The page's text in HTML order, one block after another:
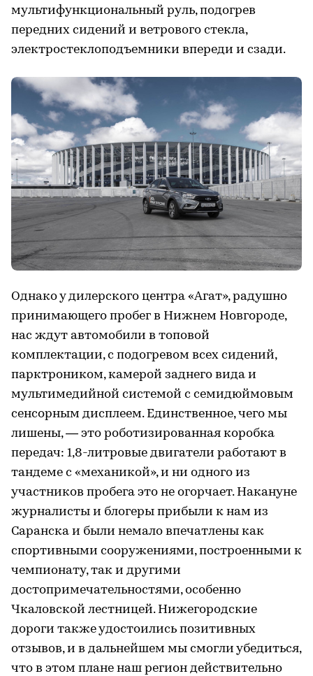
мультифункциональный руль, подогрев
передних сидений и ветрового стекла,
электростеклоподъемники впереди и сзади.
Однако у дилерского центра «Агат», радушно
принимающего пробег в Нижнем Новгороде,
нас ждут автомобили в топовой
комплектации, с подогревом всех сидений,
парктроником, камерой заднего вида и
мультимедийной системой с семидюймовым
сенсорным дисплеем. Единственное, чего мы
лишены, — это роботизированная коробка
передач: 1,8-литровые двигатели работают в
тандеме с «механикой», и ни одного из
участников пробега это не огорчает. Накануне
журналисты и блогеры прибыли к нам из
Саранска и были немало впечатлены как
спортивными сооружениями, построенными к
чемпионату, так и другими
достопримечательностями, особенно
Чкаловской лестницей. Нижегородские
дороги также удостоились позитивных
отзывов, и в дальнейшем мы смогли убедиться,
что в этом плане наш регион действительно